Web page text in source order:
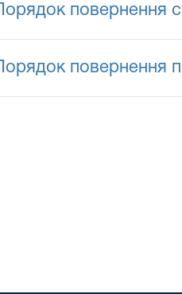
Порядок повернення
Порядок повернення